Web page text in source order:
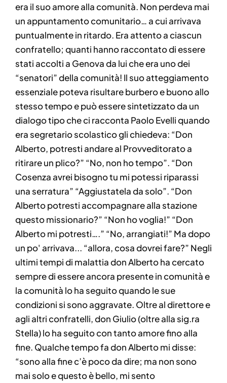
era il suo amore alla comunità. Non perdeva mai
un appuntamento comunitario… a cui arrivava
puntualmente in ritardo. Era attento a ciascun
confratello; quanti hanno raccontato di essere
stati accolti a Genova da lui che era uno dei
“senatori” della comunità! Il suo atteggiamento
essenziale poteva risultare burbero e buono allo
stesso tempo e può essere sintetizzato da un
dialogo tipo che ci racconta Paolo Evelli quando
era segretario scolastico gli chiedeva: “Don
Alberto, potresti andare al Provveditorato a
ritirare un plico?” “No, non ho tempo”. “Don
Cosenza avrei bisogno tu mi potessi riparassi
una serratura” “Aggiustatela da solo”. “Don
Alberto potresti accompagnare alla stazione
questo missionario?” “Non ho voglia!” “Don
Alberto mi potresti….” “No, arrangiati!” Ma dopo
un po' arrivava... “allora, cosa dovrei fare?” Negli
ultimi tempi di malattia don Alberto ha cercato
sempre di essere ancora presente in comunità e
la comunità lo ha seguito quando le sue
condizioni si sono aggravate. Oltre al direttore e
agli altri confratelli, don Giulio (oltre alla sig.ra
Stella) lo ha seguito con tanto amore fino alla
fine. Qualche tempo fa don Alberto mi disse:
“sono alla fine c’è poco da dire; ma non sono
mai solo e questo è bello, mi sento